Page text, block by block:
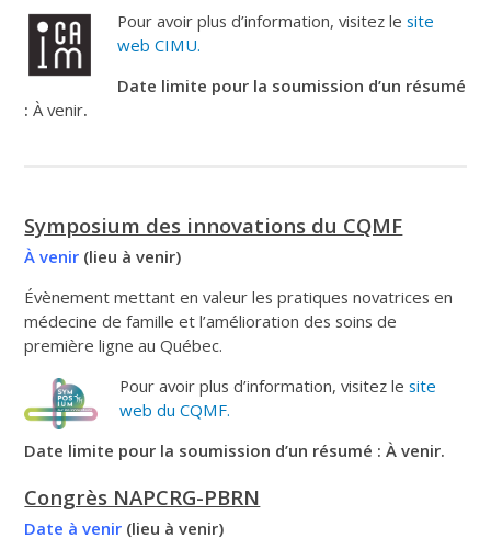
Pour avoir plus d’information, visitez lesite
web CIMU.
Date limite pour la soumission d’un résumé
:À venir.
Symposium des innovations du CQMF
À venir (lieu à venir)
Évènement mettant en valeur les pratiques novatrices en
médecine de famille et l’amélioration des soins de
première ligne au Québec.
Pour avoir plus d’information, visitez lesite
web du CQMF.
Date limite pour la soumission d’un résumé : À venir.
Congrès NAPCRG-PBRN
Date à venir (lieu à venir)